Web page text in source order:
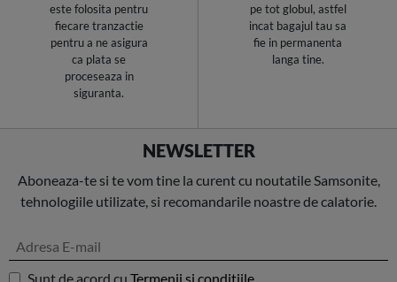
este folosita pentru
fiecare tranzactie
pentru a ne asigura
ca plata se
proceseaza in
siguranta.
pe tot globul, astfel
incat bagajul tau sa
fie in permanenta
langa tine.
NEWSLETTER
Aboneaza-te si te vom tine la curent cu noutatile Samsonite,
tehnologiile utilizate, si recomandarile noastre de calatorie.
Sunt de acord cu Termenii si conditiile